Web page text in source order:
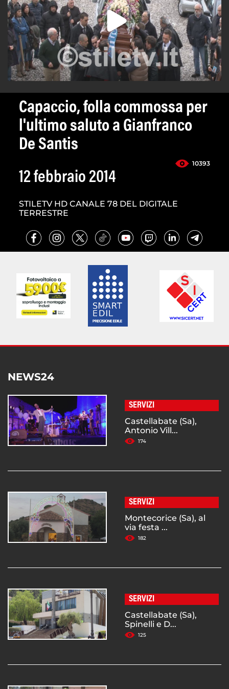
Capaccio, folla commossa per
l'ultimo saluto a Gianfranco
De Santis
10393
12 febbraio 2014
STILETV HD CANALE 78 DEL DIGITALE
TERRESTRE
NEWS24
SERVIZI
Castellabate (Sa),
Antonio Vill...
174
SERVIZI
Montecorice (Sa), al
via festa ...
182
SERVIZI
Castellabate (Sa),
Spinelli e D...
125